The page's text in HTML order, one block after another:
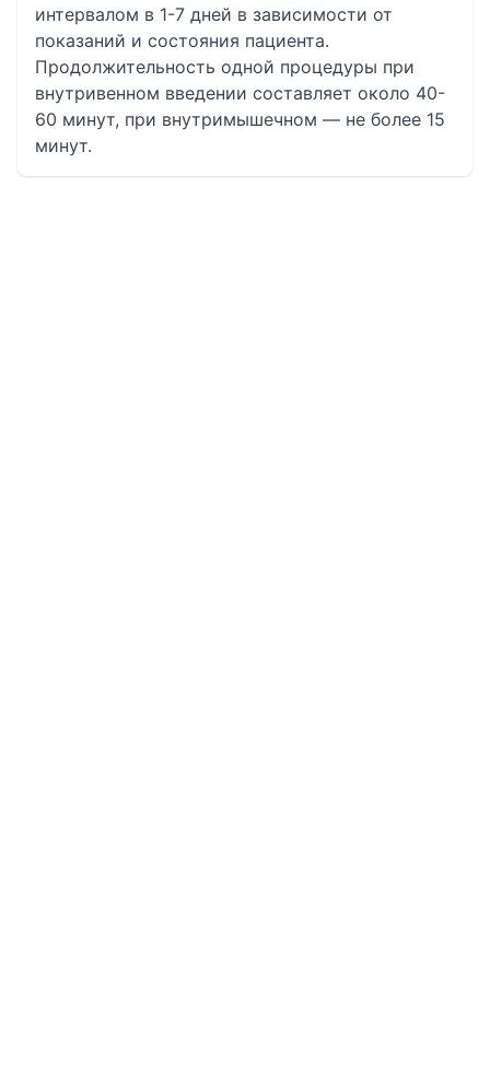
интервалом в 1-7 дней в зависимости от
показаний и состояния пациента.
Продолжительность одной процедуры при
внутривенном введении составляет около 40-
60 минут, при внутримышечном — не более 15
минут.